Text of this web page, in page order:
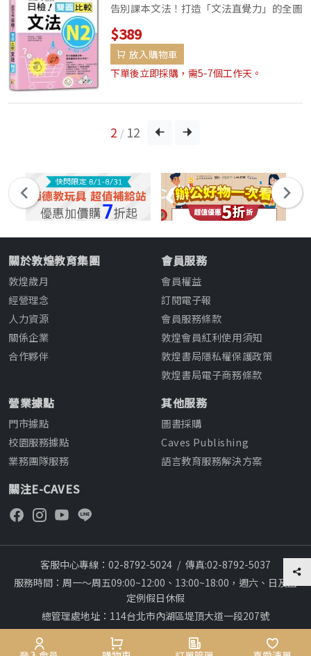
告別課本文法！打造「文法直覺力」的全圖
像記憶系統用關鍵字＋雙圖比較，讓文法一
秒變清晰、考場不再亂！你是不是也有這些
困擾？背了上百個文法，一到考場腦袋全空
白？類似文法傻傻分不清：「つつある」到
$389
放入購物車
下單後立即採購，需5-7個工作天。
2 / 12
關於敦煌教育集團
敦煌歲月
經營理念
人力資源
關係企業
合作夥伴
會員服務
會員權益
訂閱電子報
會員服務條款
敦煌會員紅利使用須知
敦煌書局隱私權保護政策
敦煌書局電子商務條款
營業據點
門市據點
校園服務據點
業務團隊服務
其他服務
圖書採購
Caves Publishing
語言教育服務解決方案
關注E-CAVES
客服中心專線：02-8792-5024 / 傳真:02-8792-5037
服務時間：周一～周五09:00~12:00、13:00~18:00，週六、日及國
定例假日休假
總管理處地址：114台北市內湖區堤頂大道一段207號
本網站建議採用chrome瀏覽器,瀏覽更順暢
Copyright © 2012~All rights reserved